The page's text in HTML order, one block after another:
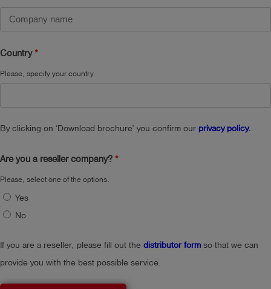
Country
Please, specify your country
By clicking on ‘Download brochure’ you confirm our privacy policy.
Are you a reseller company?
Please, select one of the options.
Yes
No
If you are a reseller, please fill out the distributor form so that we can
provide you with the best possible service.